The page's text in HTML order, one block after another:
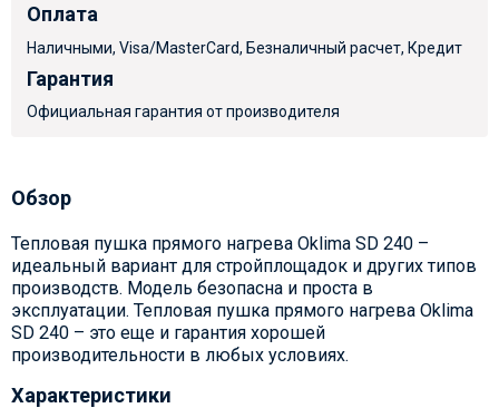
Оплата
Наличными, Visa/MasterCard, Безналичный расчет, Кредит
Гарантия
Официальная гарантия от производителя
Обзор
Тепловая пушка прямого нагрева Oklima SD 240 –
идеальный вариант для стройплощадок и других типов
производств. Модель безопасна и проста в
эксплуатации. Тепловая пушка прямого нагрева Oklima
SD 240 – это еще и гарантия хорошей
производительности в любых условиях.
Характеристики